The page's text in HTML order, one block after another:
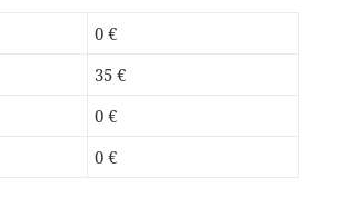
0 €
35 €
0 €
0 €